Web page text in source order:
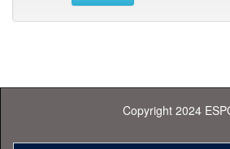
Copyright 2024